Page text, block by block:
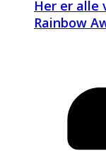
Her er alle
Rainbow